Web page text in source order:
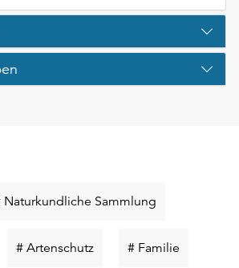
Naturkundliche Sammlung
# ArtenschutzSchlüsselwort
# Familie